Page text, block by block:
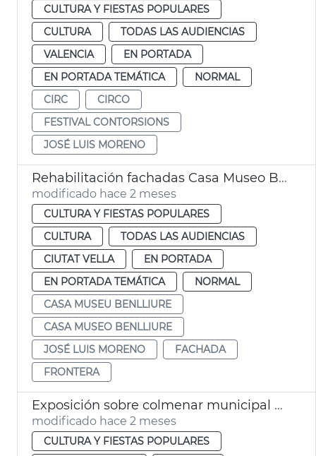
CULTURA Y FIESTAS POPULARES
CULTURA
TODAS LAS AUDIENCIAS
VALENCIA
EN PORTADA
EN PORTADA TEMÁTICA
NORMAL
CIRC
CIRCO
FESTIVAL CONTORSIONS
JOSÉ LUIS MORENO
Rehabilitación fachadas Casa Museo Benlliure València
modificado hace 2 meses
CULTURA Y FIESTAS POPULARES
CULTURA
TODAS LAS AUDIENCIAS
CIUTAT VELLA
EN PORTADA
EN PORTADA TEMÁTICA
NORMAL
CASA MUSEU BENLLIURE
CASA MUSEO BENLLIURE
JOSÉ LUIS MORENO
FACHADA
FRONTERA
Exposición sobre colmenar municipal València
modificado hace 2 meses
CULTURA Y FIESTAS POPULARES